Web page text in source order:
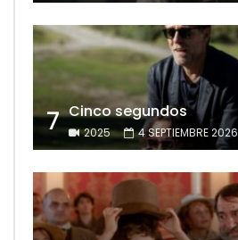
7 Cinco segundos
2025 4 SEPTIEMBRE 2026